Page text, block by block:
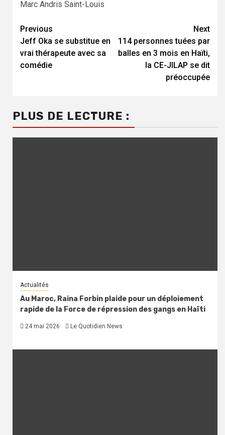
Marc Andris Saint-Louis
Continue
Reading
Previous
Jeff Oka se substitue en
vrai thérapeute avec sa
comédie
Next
114 personnes tuées par
balles en 3 mois en Haïti,
la CE-JILAP se dit
préoccupée
PLUS DE LECTURE :
Actualités
Au Maroc, Raina Forbin plaide pour un déploiement
rapide de la Force de répression des gangs en Haïti
24 mai 2026 Le Quotidien News